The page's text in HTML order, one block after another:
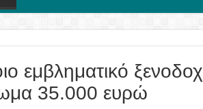
εμβληματικό
35.000 ευρώ